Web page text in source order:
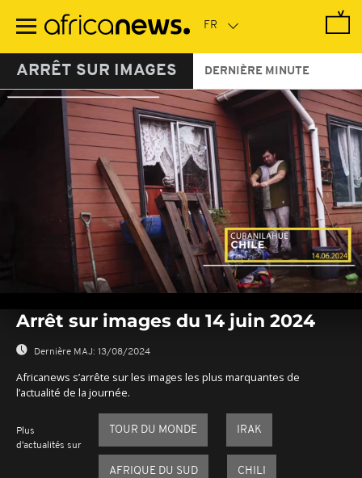
contenu
ARRÊT SUR IMAGES DERNIÈRE MINUTE
seconds
seconds
Arrêt sur images du 14 juin 2024
Dernière MAJ: 13/08/2024
Africanews s’arrête sur les images les plus marquantes de
l’actualité de la journée.
Plus
d'actualités sur
TOUR DU MONDE IRAK
AFRIQUE DU SUD CHILI